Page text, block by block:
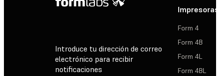
Introduce tu dirección de correo
electrónico para recibir
notificaciones
Impresoras
Form 4
Form 4B
Form 4L
Form 4BL